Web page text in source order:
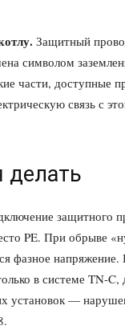
Защитный
символом
части, доступные
связь с
делать
защитного
PE. При обрыве
фазное
в системе TN-
установок —